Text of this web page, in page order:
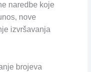
naredbe koje
nove
izvršavanja
brojeva